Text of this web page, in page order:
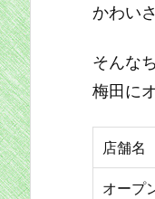
かわい
そんな
梅田に
店舗名
オープ